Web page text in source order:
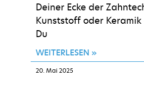
Deiner Ecke der
Kunststoff oder Keramik
Du
WEITERLESEN »
20. Mai 2025